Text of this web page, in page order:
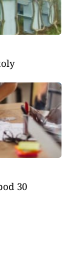
30